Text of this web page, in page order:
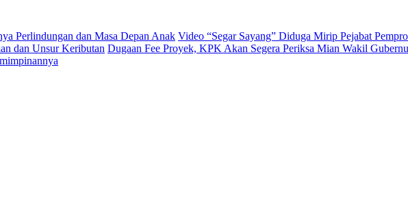
Perlindungan dan Masa Depan Anak Video “Segar Sayang” Diduga Mirip Pejabat
dan Unsur Keributan Dugaan Fee Proyek, KPK Akan Segera Periksa Mian Wakil